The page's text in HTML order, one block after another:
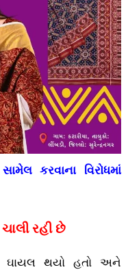
કરવાના વિરોધમાં
ચાલી રહી છે
ઘાયલ થયો હતો અને